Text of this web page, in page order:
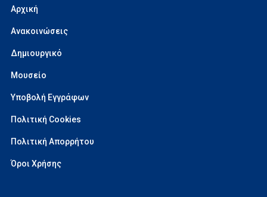
Αρχική
Ανακοινώσεις
Δημιουργικό
Μουσείο
Υποβολή Εγγράφων
Πολιτική Cookies
Πολιτική Απορρήτου
Όροι Χρήσης